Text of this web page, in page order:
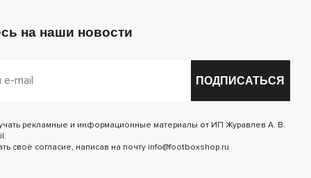
на наши новости
ПОДПИСАТЬСЯ
рекламные и информационные материалы от ИП Журавлев А. В.
своё согласие, написав на почту info@footboxshop.ru